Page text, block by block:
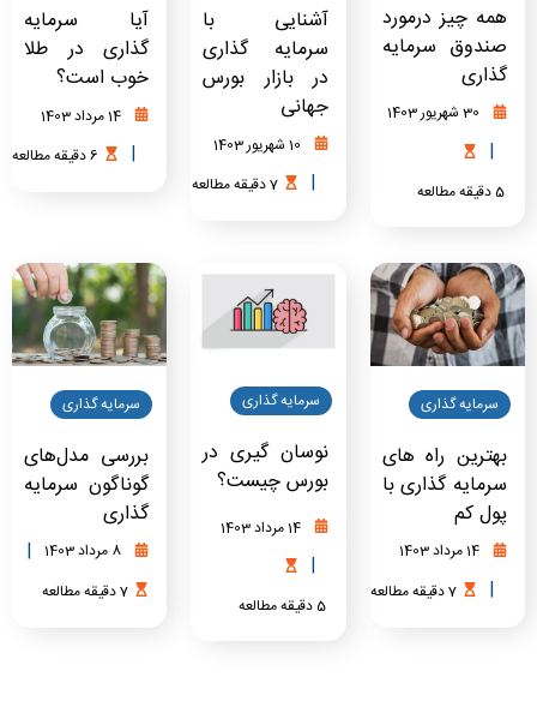
همه چیز درمورد
صندوق سرمایه
گذاری
30 شهریور 1403
|
5دقیقهمطالعه
آشنایی با
سرمایه گذاری
در بازار بورس
جهانی
10 شهریور 1403
|
7دقیقهمطالعه
آیا سرمایه
گذاری در طلا
خوب است؟
14 مرداد 1403
|
6دقیقهمطالعه
سرمایه گذاری
بهترین راه های
سرمایه گذاری با
پول کم
14 مرداد 1403
|
7دقیقهمطالعه
سرمایه گذاری
نوسان گیری در
بورس چیست؟
14 مرداد 1403
|
5دقیقهمطالعه
سرمایه گذاری
بررسی مدل‌های
گوناگون سرمایه
گذاری
8 مرداد 1403 |
7دقیقهمطالعه